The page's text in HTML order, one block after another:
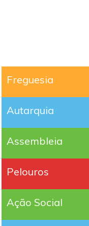
Freguesia
Autarquia
Assembleia
Pelouros
Ação Social